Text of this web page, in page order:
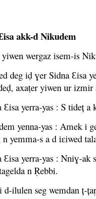
akk-d Nikudem
yiwen wergaz isem-is
deg iḍ ɣer Sidna Ɛisa
axaṭer yiwen ur
Ɛisa yerra-yas : S tideț
yenna-yas : Amek i
n yemma-s a d iɛiwed
Ɛisa yerra-yas : Nniɣ-
n Ṛebbi.
ilulen seg wemdan ț-